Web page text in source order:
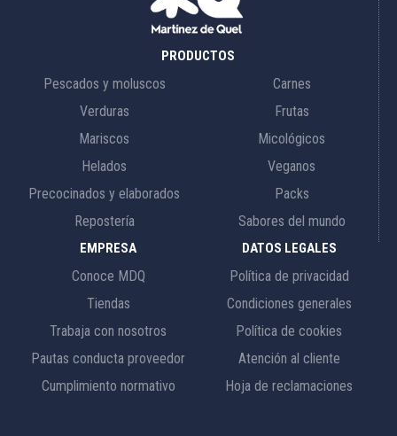
PRODUCTOS
Pescados y moluscos
Verduras
Mariscos
Helados
Precocinados y elaborados
Repostería
Carnes
Frutas
Micológicos
Veganos
Packs
Sabores del mundo
EMPRESA
Conoce MDQ
Tiendas
Trabaja con nosotros
Pautas conducta proveedor
Cumplimiento normativo
DATOS LEGALES
Política de privacidad
Condiciones generales
Política de cookies
Atención al cliente
Hoja de reclamaciones